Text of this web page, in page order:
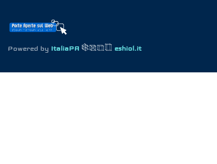
Powered by ItaliaPA eshiol.it